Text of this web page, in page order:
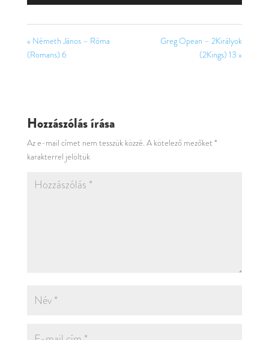
« Németh János – Róma
(Romans) 6
Greg Opean – 2Királyok
(2Kings) 13 »
Hozzászólás írása
Az e-mail címet nem tesszük közzé. A kötelező mezőket *
karakterrel jelöltük